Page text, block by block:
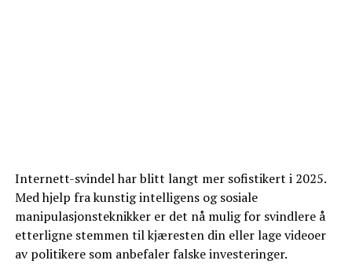
Internett-svindel har blitt langt mer sofistikert i 2025.
Med hjelp fra kunstig intelligens og sosiale
manipulasjonsteknikker er det nå mulig for svindlere å
etterligne stemmen til kjæresten din eller lage videoer
av politikere som anbefaler falske investeringer.